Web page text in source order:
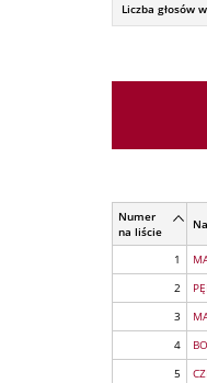
Liczba głosów
Numer
na liście
1
2
3
4
5